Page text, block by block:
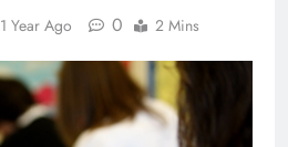
1 Year Ago 0 2 Mins